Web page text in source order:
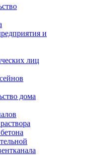
и
лиц
дома